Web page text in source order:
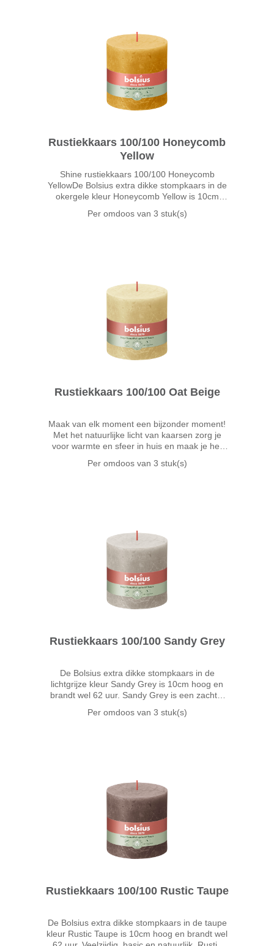
Rustiekkaars 100/100 Honeycomb
Yellow
Shine rustiekkaars 100/100 Honeycomb
YellowDe Bolsius extra dikke stompkaars in de
okergele kleur Honeycomb Yellow is 10cm
doet je denken aan smeuïge verse honing.
Per omdoos van 3 stuk(s)
Rustiekkaars 100/100 Oat Beige
Maak van elk moment een bijzonder moment!
Met het natuurlijke licht van kaarsen zorg je
voor warmte en sfeer in huis en maak je het
de beige kleur Oat Beige is 10cm hoog en
Per omdoos van 3 stuk(s)
Rustiekkaars 100/100 Sandy Grey
De Bolsius extra dikke stompkaars in de
lichtgrijze kleur Sandy Grey is 10cm hoog en
brandt wel 62 uur. Sandy Grey is een zachte,
Denk aan een zandstrand in de zomer! De
Per omdoos van 3 stuk(s)
Rustiekkaars 100/100 Rustic Taupe
De Bolsius extra dikke stompkaars in de taupe
kleur Rustic Taupe is 10cm hoog en brandt wel